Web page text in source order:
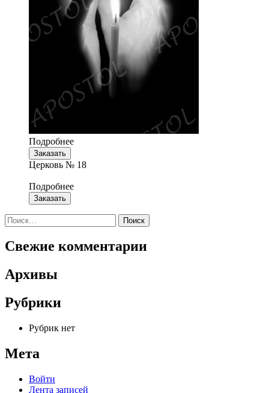
Подробнее
Заказать
Церковь № 18
Подробнее
Заказать
Найти:
Свежие комментарии
Архивы
Рубрики
Рубрик нет
Мета
Войти
Лента записей